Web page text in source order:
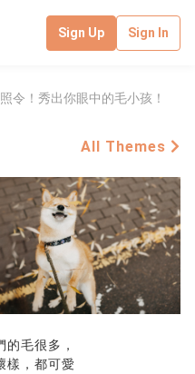
Sign Up Sign In
令！秀出你眼中的毛小孩！
All Themes
毛很多，
樣，都可愛